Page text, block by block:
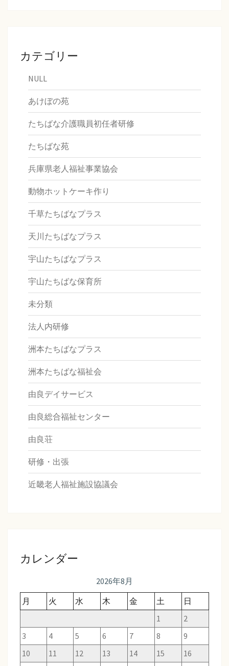
カテゴリー
NULL
あけぼの苑
たちばな介護職員初任者研修
たちばな苑
兵庫県老人福祉事業協会
動物ホットケーキ作り
千草たちばなプラス
天川たちばなプラス
宇山たちばなプラス
宇山たちばな保育所
未分類
法人内研修
洲本たちばなプラス
洲本たちばな福祉会
由良デイサービス
由良総合福祉センター
由良荘
研修・出張
近畿老人福祉施設協議会
カレンダー
2026年8月
月
火 水 木 金 土
日
1
2
3
4 5 6 7 8
9
10
11 12 13 14 15
16